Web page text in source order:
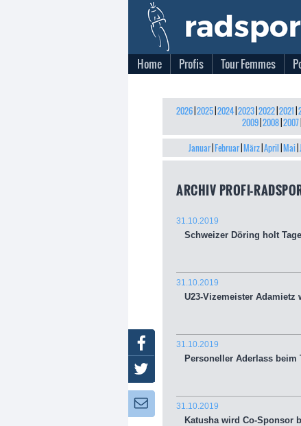
Home Profis Tour Femmes
2026| 2025| 2024| 2023| 2022| 2021
2009| 2008| 2007|
Januar Februar März April Mai
ARCHIV PROFI-
31.10.2019
Schweizer Döring holt
31.10.2019
U23-Vizemeister Adamietz
31.10.2019
Personeller Aderlass beim
31.10.2019
Katusha wird Co-Sponsor
Facebook
Newsletter: